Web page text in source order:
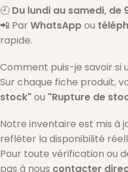
🕘 Du lundi au samedi, de
📲 Par WhatsAppou
rapide.
Comment puis-je savoir si
Sur chaque fiche produit,
stock"ou "Rupture de
Notre inventaire est mis à
refléter la disponibilité
Pour toute vérification ou
pas à nous contacter